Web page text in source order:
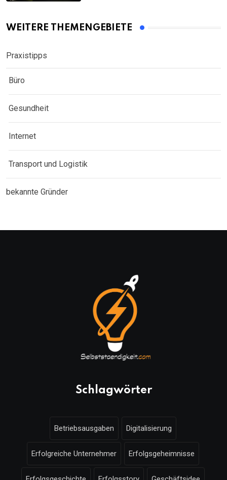
WEITERE THEMENGEBIETE
Praxistipps
Büro
Gesundheit
Internet
Transport und Logistik
bekannte Gründer
Schlagwörter
Betriebsausgaben Digitalisierung
Erfolgreiche Unternehmer Erfolgsgeheimnisse